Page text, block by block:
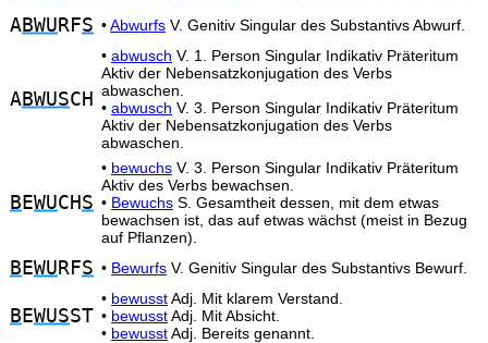
ABWU RFS •Abwurfs V. Genitiv Singular des Substantivs Abwurf.
ABWUSCH
• abwusch V. 1. Person Singular Indikativ Präteritum
Aktiv der Nebensatzkonjugation des Verbs
abwaschen.
• abwusch V. 3. Person Singular Indikativ Präteritum
Aktiv der Nebensatzkonjugation des Verbs
abwaschen.
B EWUCH S
• bewuchs V. 3. Person Singular Indikativ Präteritum
Aktiv des Verbs bewachsen.
• Bewuchs S. Gesamtheit dessen, mit dem etwas
bewachsen ist, das auf etwas wächst (meist in Bezug
auf Pflanzen).
B EWU RFS • Bewurfs V. Genitiv Singular des Substantivs Bewurf.
B EWUSST
• bewusstAdj. Mit klarem Verstand.
• bewusstAdj. Mit Absicht.
• bewusstAdj. Bereits genannt.